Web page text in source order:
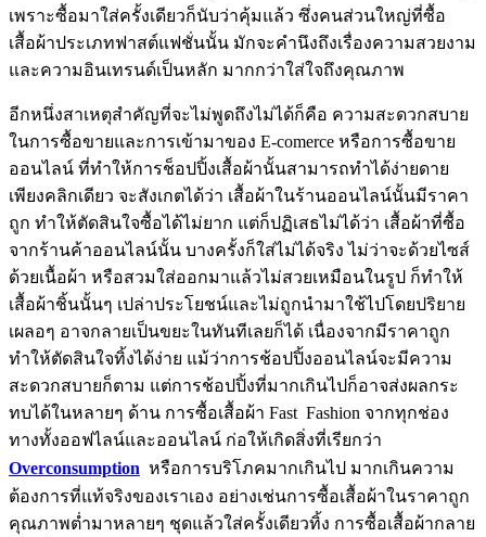
เพราะซื้อมาใส่ครั้งเดียวก็นับว่าคุ้มแล้ว ซึ่งคนส่วนใหญ่ที่ซื้อ
เสื้อผ้าประเภทฟาสต์แฟชั่นนั้น มักจะคำนึงถึงเรื่องความสวยงาม
และความอินเทรนด์เป็นหลัก มากกว่าใส่ใจถึงคุณภาพ
อีกหนึ่งสาเหตุสำคัญที่จะไม่พูดถึงไม่ได้ก็คือ ความสะดวกสบาย
ในการซื้อขายและการเข้ามาของ E-comerce หรือการซื้อขาย
ออนไลน์ ที่ทำให้การช็อปปิ้งเสื้อผ้านั้นสามารถทำได้ง่ายดาย
เพียงคลิกเดียว จะสังเกตได้ว่า เสื้อผ้าในร้านออนไลน์นั้นมีราคา
ถูก ทำให้ตัดสินใจซื้อได้ไม่ยาก แต่ก็ปฏิเสธไม่ได้ว่า เสื้อผ้าที่ซื้อ
จากร้านค้าออนไลน์นั้น บางครั้งก็ใส่ไม่ได้จริง ไม่ว่าจะด้วยไซส์
ด้วยเนื้อผ้า หรือสวมใส่ออกมาแล้วไม่สวยเหมือนในรูป ก็ทำให้
เสื้อผ้าชิ้นนั้นๆ เปล่าประโยชน์และไม่ถูกนำมาใช้ไปโดยปริยาย
เผลอๆ อาจกลายเป็นขยะในทันทีเลยก็ได้ เนื่องจากมีราคาถูก
ทำให้ตัดสินใจทิ้งได้ง่าย แม้ว่าการช้อปปิ้งออนไลน์จะมีความ
สะดวกสบายก็ตาม แต่การช้อปปิ้งที่มากเกินไปก็อาจส่งผลกระ
ทบได้ในหลายๆ ด้าน การซื้อเสื้อผ้า Fast Fashion จากทุกช่อง
ทางทั้งออฟไลน์และออนไลน์ ก่อให้เกิดสิ่งที่เรียกว่า
Overconsumption หรือการบริโภคมากเกินไป มากเกินความ
ต้องการที่แท้จริงของเราเอง อย่างเช่นการซื้อเสื้อผ้าในราคาถูก
คุณภาพต่ำมาหลายๆ ชุดแล้วใส่ครั้งเดียวทิ้ง การซื้อเสื้อผ้ากลาย